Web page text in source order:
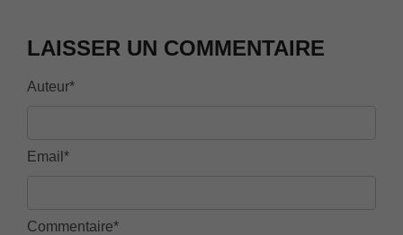
LAISSER UN COMMENTAIRE
Auteur*
Email*
Commentaire*